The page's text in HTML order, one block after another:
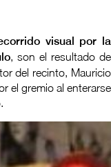
visual por la
, son el resultado de
del recinto, Mauricio
el gremio al enterarse